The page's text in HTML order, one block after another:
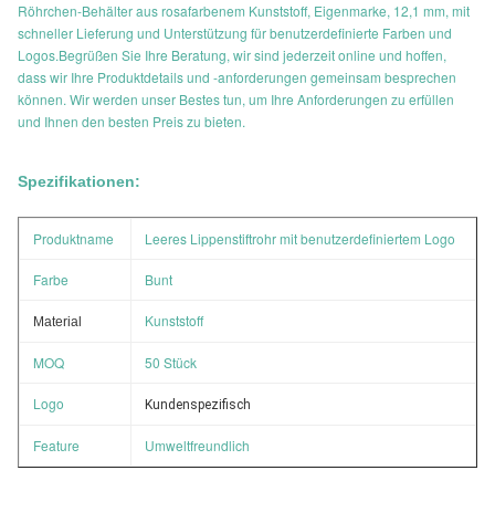
Röhrchen-Behälter aus rosafarbenem Kunststoff, Eigenmarke, 12,1 mm, mit
schneller Lieferung und Unterstützung für benutzerdefinierte Farben und
Logos.Begrüßen Sie Ihre Beratung, wir sind jederzeit online und hoffen,
dass wir Ihre Produktdetails und -anforderungen gemeinsam besprechen
können. Wir werden unser Bestes tun, um Ihre Anforderungen zu erfüllen
und Ihnen den besten Preis zu bieten.
Spezifikationen:
Produktname Leeres Lippenstiftrohr mit benutzerdefiniertem Logo
Farbe Bunt
Material Kunststoff
MOQ 50 Stück
Logo Kundenspezifisch
Feature Umweltfreundlich